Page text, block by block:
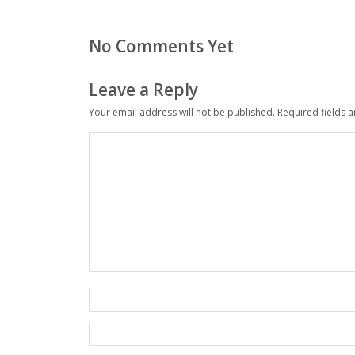
No Comments Yet
Leave a Reply
Your email address will not be published. Required fields